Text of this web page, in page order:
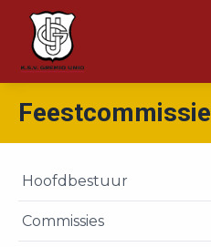
Feestcommissie
Hoofdbestuur
Commissies